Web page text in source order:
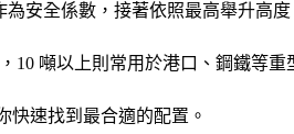
安全係數，接著依照最高舉升高
10 噸以上則常用於港口、鋼鐵等重
快速找到最合適的配置。